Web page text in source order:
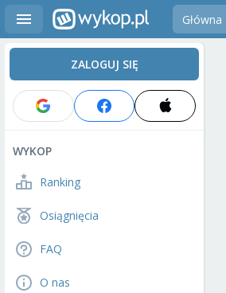
Główna
ZALOGUJ SIĘ
WYKOP
Ranking
Osiągnięcia
FAQ
O nas